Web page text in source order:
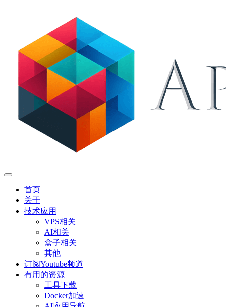
首页
关于
技术应用
VPS相关
AI相关
盒子相关
其他
订阅Youtube频道
有用的资源
工具下载
Docker加速